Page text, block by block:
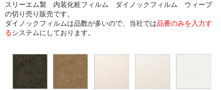
スリーエム製 内装化粧フィルム ダイノックフィルム ウィーブ
の切り売り販売です。
ダイノックフィルムは品数が多いので、当社では品番のみを入力す
るシステムにしております。